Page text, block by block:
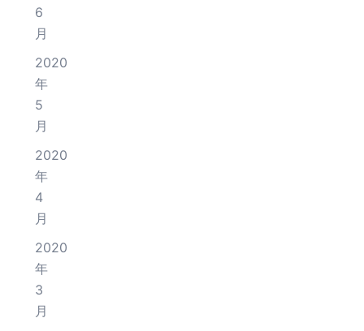
6
月
2020
年
5
月
2020
年
4
月
2020
年
3
月